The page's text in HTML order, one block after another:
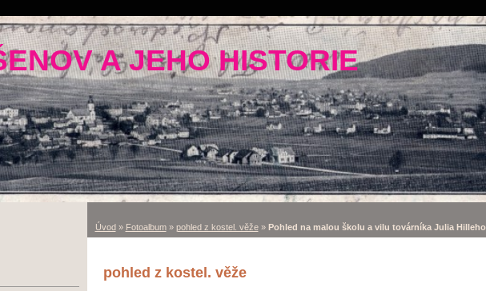
A JEHO HISTORIE
Úvod» Fotoalbum» pohled z kostel. věže» Pohled na malou školu a vilu továrníka Julia Hilleho
pohled z kostel. věže